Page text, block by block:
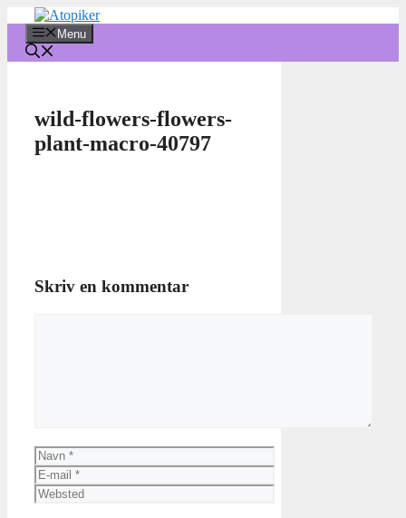
indhold
Menu
wild-flowers-flowers-
plant-macro-40797
Skriv en kommentar
Navn
E-
mail
Websted